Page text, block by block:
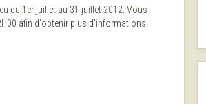
du 1er juillet au 31 juillet 2012. Vous
afin d'obtenir plus d'informations.